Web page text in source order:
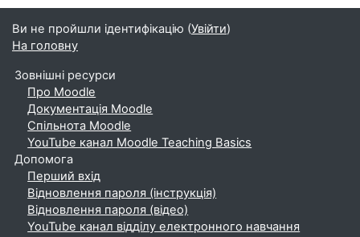
Ви не пройшли ідентифікацію (Увійти)
На головну
Зовнішні ресурси
Про Moodle
Документація Moodle
Спільнота Moodle
YouTube канал Moodle Teaching Basics
Допомога
Перший вхід
Відновлення пароля (інструкція)
Відновлення пароля (відео)
YouTube канал відділу електронного навчання